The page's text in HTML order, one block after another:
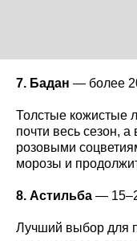
7. Бадан — более
Толстые кожистые
почти весь сезон, а
розовыми
морозы и
8. Астильба —
Лучший выбор для